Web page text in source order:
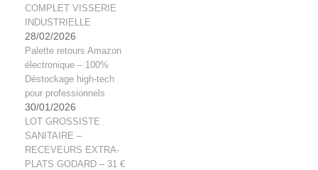
COMPLET VISSERIE
INDUSTRIELLE
28/02/2026
Palette retours Amazon
électronique – 100%
Déstockage high-tech
pour professionnels
30/01/2026
LOT GROSSISTE
SANITAIRE –
RECEVEURS EXTRA-
PLATS GODARD – 31 €